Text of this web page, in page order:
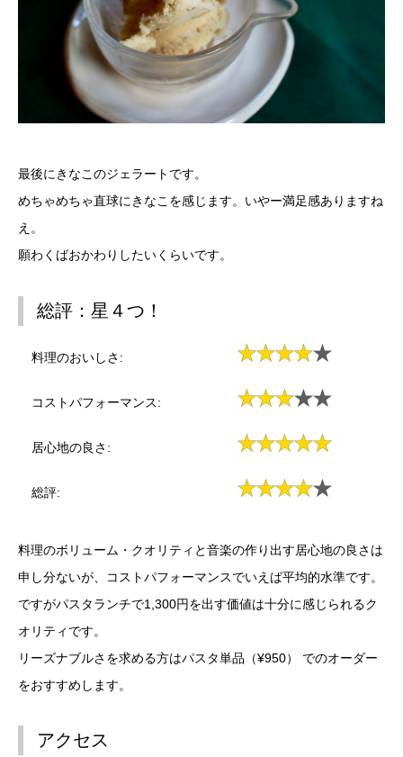
最後にきなこのジェラートです。
めちゃめちゃ直球にきなこを感じます。いやー満足感ありますね
え。
願わくばおかわりしたいくらいです。
総評：星４つ！
料理のおいしさ:
コストパフォーマンス:
居心地の良さ:
総評:
料理のボリューム・クオリティと音楽の作り出す居心地の良さは
申し分ないが、コストパフォーマンスでいえば平均的水準です。
ですがパスタランチで1,300円を出す価値は十分に感じられるク
オリティです。
リーズナブルさを求める方はパスタ単品（¥950） でのオーダー
をおすすめします。
アクセス